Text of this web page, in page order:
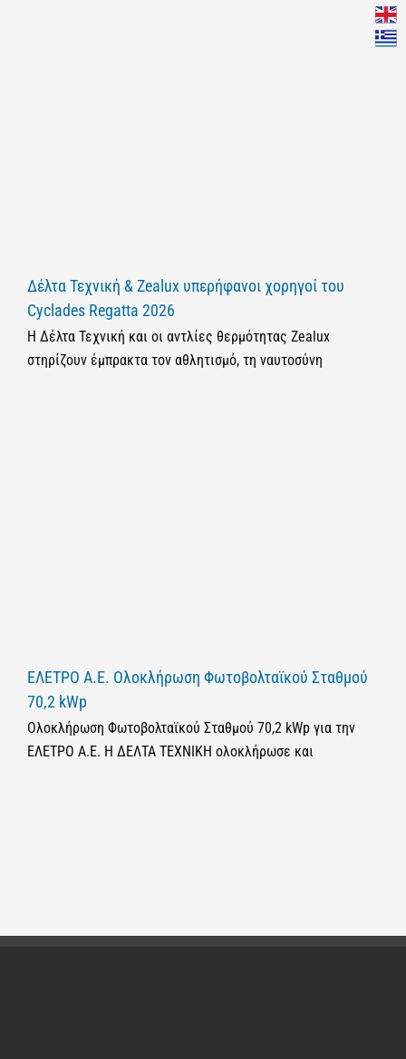
Δέλτα Τεχνική & Zealux υπερήφανοι χορηγοί του
Cyclades Regatta 2026
Η Δέλτα Τεχνική και οι αντλίες θερμότητας Zealux
στηρίζουν έμπρακτα τον αθλητισμό, τη ναυτοσύνη
ΕΛΕΤΡΟ Α.Ε. Ολοκλήρωση Φωτοβολταϊκού Σταθμού
70,2 kWp
Ολοκλήρωση Φωτοβολταϊκού Σταθμού 70,2 kWp για την
ΕΛΕΤΡΟ Α.Ε. Η ΔΕΛΤΑ ΤΕΧΝΙΚΗ ολοκλήρωσε και